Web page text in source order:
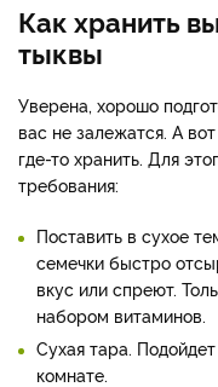
Как хранить
тыквы
Уверена, хорошо
вас не залежатся. А
где-то хранить. Для
требования:
Поставить в сухое
семечки быстро
вкус или спреют.
набором витаминов.
Сухая тара.
комнате.